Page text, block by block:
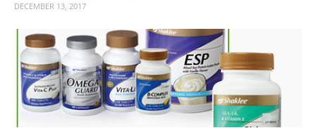
DECEMBER 13, 2017